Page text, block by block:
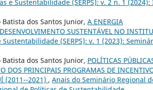
e Sustentabilidade (SERPS): v. 2 n. 1 (2024):
dos Santos Junior, A ENERGIA
SUSTENTÁVEL NO
(SERPS): v. 1 (2023):
dos Santos Junior, POLÍTICAS
DOS PRINCIPAIS PROGRAMAS DE
(2011--2021) , Anais do Seminário Regional